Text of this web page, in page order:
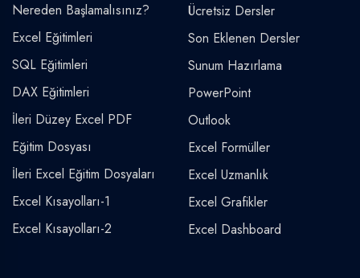
Nereden Başlamalısınız?
Excel Eğitimleri
SQL Eğitimleri
DAX Eğitimleri
İleri Düzey Excel PDF
Eğitim Dosyası
İleri Excel Eğitim Dosyaları
Excel Kısayolları-1
Excel Kısayolları-2
Ücretsiz Dersler
Son Eklenen Dersler
Sunum Hazırlama
PowerPoint
Outlook
Excel Formüller
Excel Uzmanlık
Excel Grafikler
Excel Dashboard